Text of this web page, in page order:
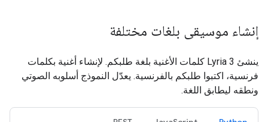
إنشاء موسيقى بلغات مختلفة
ينشئ Lyria 3 كلمات الأغنية بلغة طلبكم. لإنشاء أغنية بكلمات
فرنسية، اكتبوا طلبكم بالفرنسية. يعدّل النموذج أسلوبه الصوتي
ونطقه ليطابق اللغة.